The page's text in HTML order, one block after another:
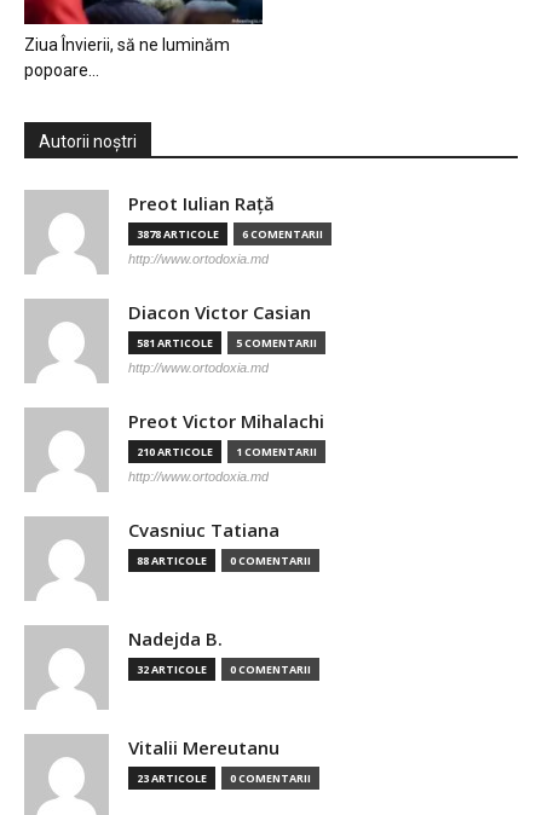
Ziua Învierii, să ne luminăm
popoare…
Autorii noștri
Preot Iulian Raţă
3878 ARTICOLE 6 COMENTARII
http://www.ortodoxia.md
Diacon Victor Casian
581 ARTICOLE 5 COMENTARII
http://www.ortodoxia.md
Preot Victor Mihalachi
210 ARTICOLE 1 COMENTARII
http://www.ortodoxia.md
Cvasniuc Tatiana
88 ARTICOLE 0 COMENTARII
Nadejda B.
32 ARTICOLE 0 COMENTARII
Vitalii Mereutanu
23 ARTICOLE 0 COMENTARII